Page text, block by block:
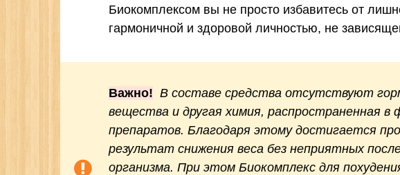
Биокомплексом вы не просто избавитесь от
гармоничной и здоровой личностью, не
Важно! В составе средства отсутствуют
вещества и другая химия, распространенная в
препаратов. Благодаря этому достигается
результат снижения веса без неприятных
организма. При этом Биокомплекс для